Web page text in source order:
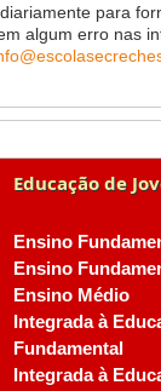
para
algum erro nas
Educação de
Ensino
Ensino
Ensino Médio
Integrada à
Fundamental
Integrada à